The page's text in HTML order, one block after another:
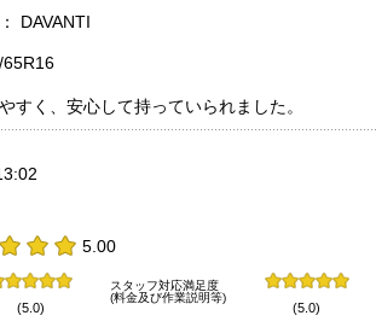
DAVANTI
65R16
すく、安心して持っていられました。
5.00
(5.0)
スタッフ対応満足度
(料金及び作業説明等)
(5.0)